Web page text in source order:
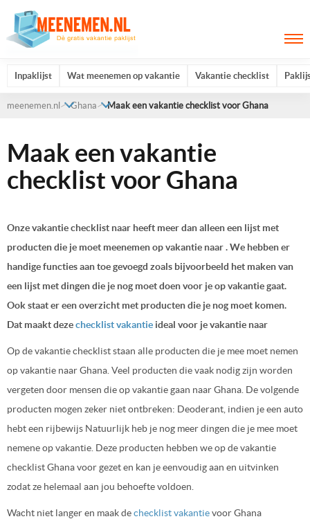
Inpaklijst Wat meenemen op vakantie Vakantie checklist
meenemen.nl Ghana Maak een vakantie checklist voor Ghana
Maak een vakantie
checklist voor Ghana
Onze vakantie checklist naar heeft meer dan alleen een lijst met
producten die je moet meenemen op vakantie naar . We hebben er
handige functies aan toe gevoegd zoals bijvoorbeeld het maken van
een lijst met dingen die je nog moet doen voor je op vakantie gaat.
Ook staat er een overzicht met producten die je nog moet komen.
Dat maakt dezechecklist vakantie ideal voor je vakantie naar
Op de vakantie checklist staan alle producten die je mee moet nemen
op vakantie naar Ghana. Veel producten die vaak nodig zijn worden
vergeten door mensen die op vakantie gaan naar Ghana. De volgende
producten mogen zeker niet ontbreken: Deoderant, indien je een auto
hebt een rijbewijs Natuurlijk heb je nog meer dingen die je mee moet
nemene op vakantie. Deze producten hebben we op de vakantie
checklist Ghana voor gezet en kan je eenvoudig aan en uitvinken
zodat ze helemaal aan jou behoefte voldoen.
Wacht niet langer en maak dechecklist vakantievoor Ghana